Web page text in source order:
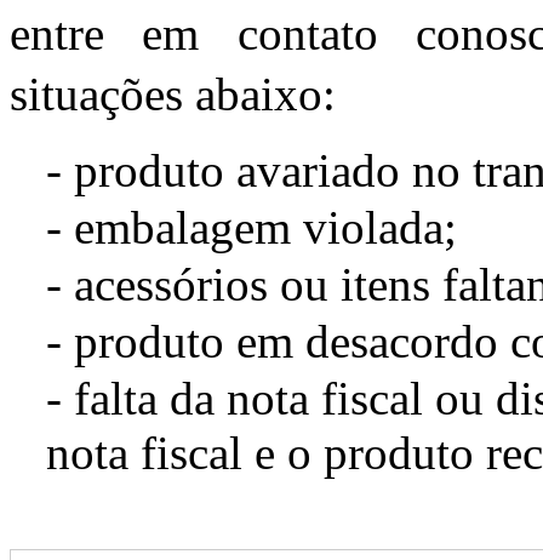
entre em contato
situações abaixo:
- produto avariado no
- embalagem violada;
- acessórios ou itens
- produto em desacordo
- falta da nota fiscal ou
nota fiscal e o produto